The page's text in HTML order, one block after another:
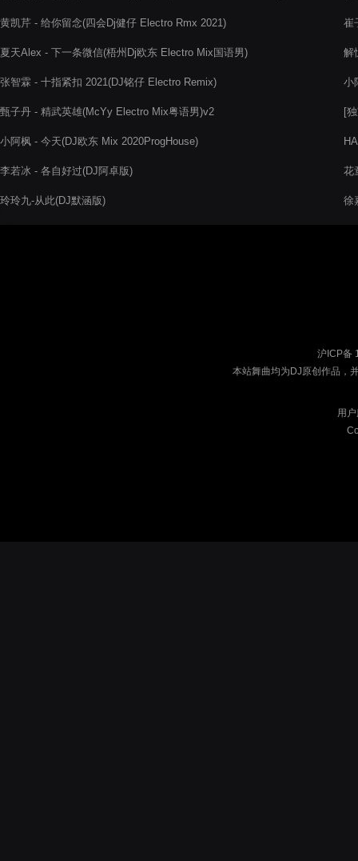
黄凯芹 - 给你留念(四会Dj健仔 Electro Rmx 2021)
夏天Alex - 下一条微信(梧州Dj欧东 Electro Mix国语男)
张智霖 - 十指紧扣 2021(DJ铭仔 Electro Remix)
甄子丹 - 精武英雄(McYy Electro Mix粤语男)v2
小阿枫 - 今天(DJ欧东 Mix 2020ProgHouse)
李若冰 - 各自好过(DJ阿卓版)
玲玲九-从此(DJ默涵版)
崔
解
小
[
花
徐
沪ICP备
本站舞曲均为DJ原创作品，
用